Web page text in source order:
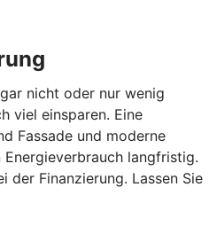
nicht oder nur wenig
viel einsparen. Eine
Fassade und moderne
Energieverbrauch langfristig.
der Finanzierung. Lassen Sie